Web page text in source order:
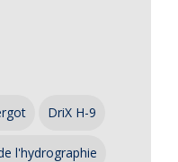
DriX H-9
l'hydrographie